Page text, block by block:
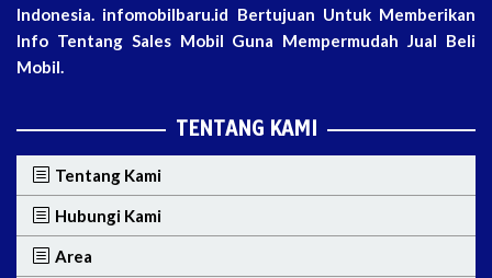
Indonesia. infomobilbaru.id Bertujuan Untuk Memberikan
Info Tentang Sales Mobil Guna Mempermudah Jual Beli
Mobil.
TENTANG KAMI
Tentang Kami
Hubungi Kami
Area